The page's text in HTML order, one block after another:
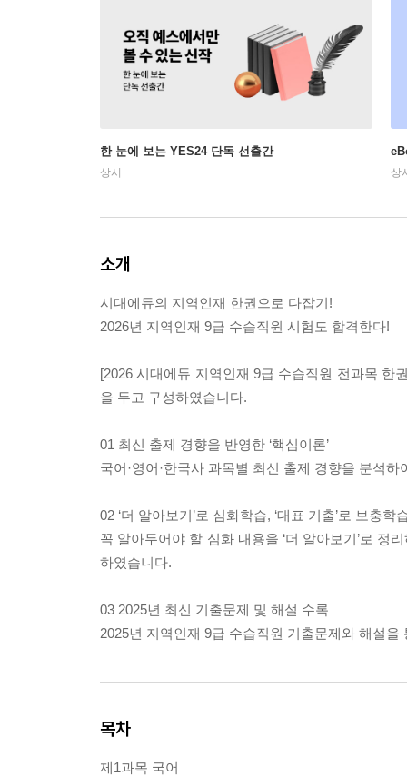
한 눈에 보는 YES24 단독 선출간
상시 상
소개
시대에듀의 지역인재 한권으로 다잡기!
2026년 지역인재 9급 수습직원 시험도 합격한다!
[2026 시대에듀 지역인재 9급 수습직원 전과목 한
을 두고 구성하였습니다.
01 최신 출제 경향을 반영한 ‘핵심이론’
국어·영어·한국사 과목별 최신 출제 경향을 분석
02 ‘더 알아보기’로 심화학습, ‘대표 기출’로 보충학
꼭 알아두어야 할 심화 내용을 ‘더 알아보기’로 정
하였습니다.
03 2025년 최신 기출문제 및 해설 수록
2025년 지역인재 9급 수습직원 기출문제와 해설
목차
제1과목 국어